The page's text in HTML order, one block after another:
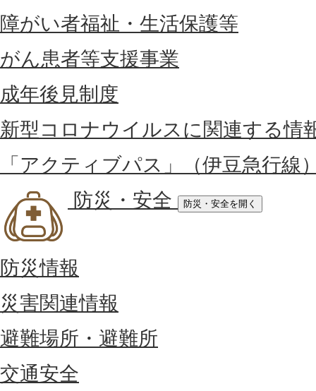
障がい者福祉・生活保護等
がん患者等支援事業
成年後見制度
新型コロナウイルスに関連する情
「アクティブパス」（伊豆急行線
防災・安全
防災・安全を開く
防災情報
災害関連情報
避難場所・避難所
交通安全